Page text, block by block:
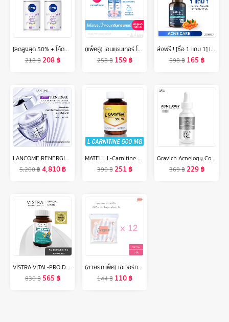
[ลดสูงสุด 50% + โค้ดลดเพิ่ม 20%]นีเวีย เอ็กซ์ตร้า ไบรท์ แอนด์ เฟิร์ม 8 ซูเปอร์ ฟู้ด โรลออน ระงับกลิ่นกาย 50 มล. 2 ชิ้น NIVEA
218฿208฿
(แพ็คคู่) เอนแชนเทอร์ โคโลญจน์ เทรชเชอร์ 100 มล. Enchanteur Cologne 100ml Treasure (โคโลญจน์น้ำหอม, น้ำหอม, น้ำหอม ติด ทนนาน, น้ำหอมผู้หญิง)
258฿ 159฿
ส่งฟรี!! [ซื้อ 1 แถม 1] INZENT Zinc Plus ซิงค์ พลัส (2กระปุก) ประกอบด้วย เล็บ ผม ฟัน เบต้ากลูแคน วิตามินซี วิตามินอี วิตามินดี (อาหารเสริม วิตามิน)
598฿ 165 ฿
LANCOME RENERGIE H.P.N. 300 PEPTIDE CREAM 50ML มอยเจอไรเซอร์ ชะลอเวลาความร่วงโรยของผิว พร้อมเผยผิวใหม่ที่ดูอ่อนเยาว์ เนื้อบางเบา (สกินแคร์ มอยซ์เจอร์ไรเซอร์ Moisturizer ครีมบำรุง Retinol ทดแทนเรตินอล ลังโคม)
5,200฿4,810฿
MATELL L-Carnitine 500mg(100capsules) แอลคาร์นิทีน 500มก(100แคป)
390฿251 ฿
Gravich Acnelogy Corrective Serum 30 ml
369฿229฿
VISTRA VITAL-PRO Daily Complete Probiotics ( 30 Capsules) วิสทร้า ไวเทิล-โปร เดลี่ คอมพลีท โพรไบโอติกส์ ( 30 แคปซูล )
830฿ 565 ฿
(ขายยกแพ็ค) เอเวอร์กรีน สำลีก้าน 100 ก้านถุง - 12 ชิ้น l Evergreen Cotton Bud 100 pcs x12
144฿ 110฿